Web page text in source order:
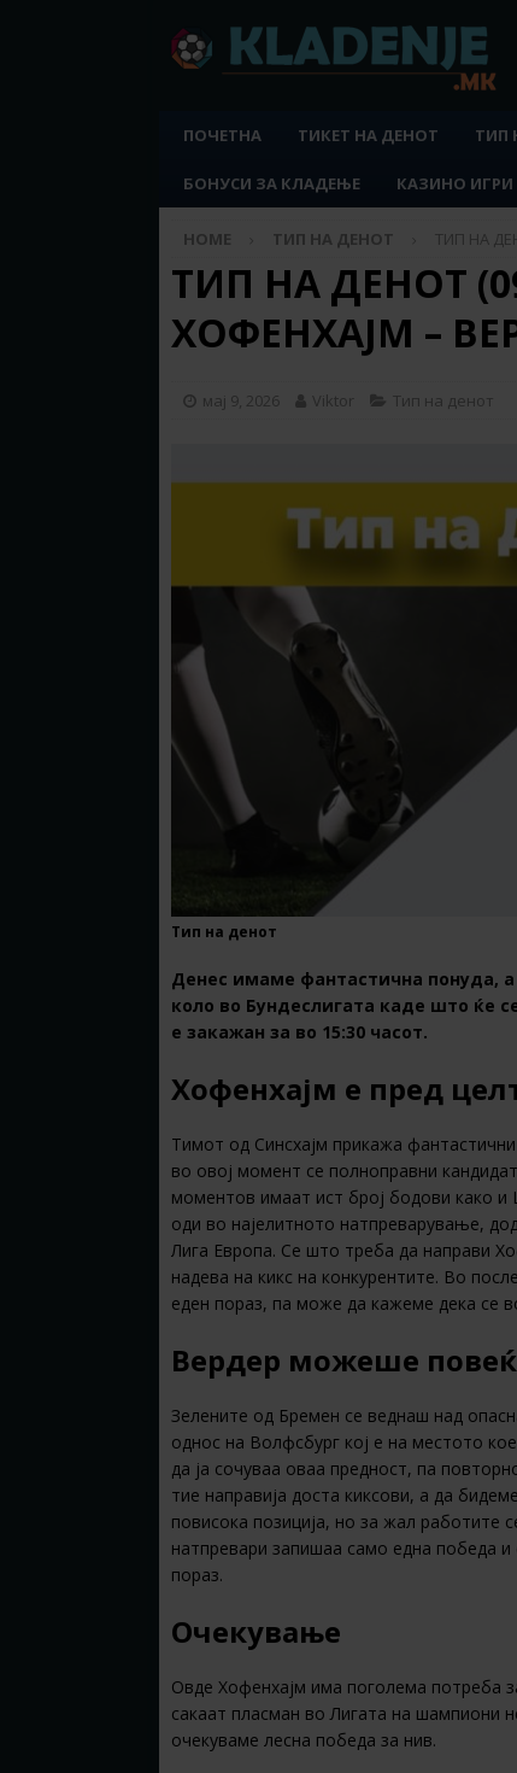
ПОЧЕТНА ТИКЕТ НА ДЕНОТ ТИП
БОНУСИ ЗА КЛАДЕЊЕ КАЗИНО ИГРИ
HOME ТИП НА ДЕНОТ ТИП НА
ТИП НА ДЕНОТ
ХОФЕНХАЈМ –
мај 9, 2026 Viktor Тип на денот
Тип на денот
Денес имаме фантастична понуда,
коло во Бундеслигата каде што ќе
е закажан за во 15:30 часот.
Хофенхајм е пред
Тимот од Синсхајм прикажа
во овој момент се полноправни
моментов имаат ист број бодови како и
оди во најелитното натпреварување,
Лига Европа. Се што треба да направи
надева на кикс на конкурентите. Во
еден пораз, па може да кажеме дека се
Вердер можеше
Зелените од Бремен се веднаш над
однос на Волфсбург кој е на местото
да ја сочуваа оваа предност, па
тие направија доста киксови, а да
повисока позиција, но за жал работите
натпревари запишаа само една победа
пораз.
Очекување
Овде Хофенхајм има поголема потреба
сакаат пласман во Лигата на шампиони
очекуваме лесна победа за нив.